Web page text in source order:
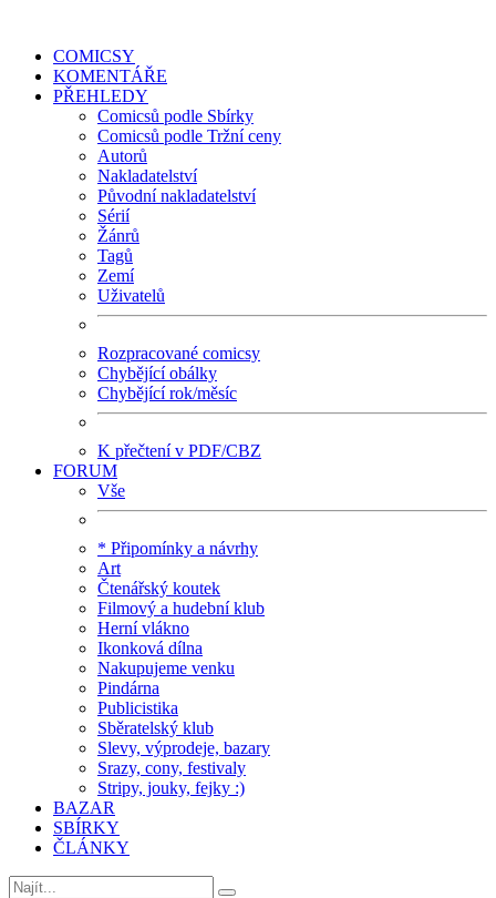
COMICSY
KOMENTÁŘE
PŘEHLEDY
Comicsů podle Sbírky
Comicsů podle Tržní ceny
Autorů
Nakladatelství
Původní nakladatelství
Sérií
Žánrů
Tagů
Zemí
Uživatelů
Rozpracované comicsy
Chybějící obálky
Chybějící rok/měsíc
K přečtení v PDF/CBZ
FORUM
Vše
* Připomínky a návrhy
Art
Čtenářský koutek
Filmový a hudební klub
Herní vlákno
Ikonková dílna
Nakupujeme venku
Pindárna
Publicistika
Sběratelský klub
Slevy, výprodeje, bazary
Srazy, cony, festivaly
Stripy, jouky, fejky :)
BAZAR
SBÍRKY
ČLÁNKY